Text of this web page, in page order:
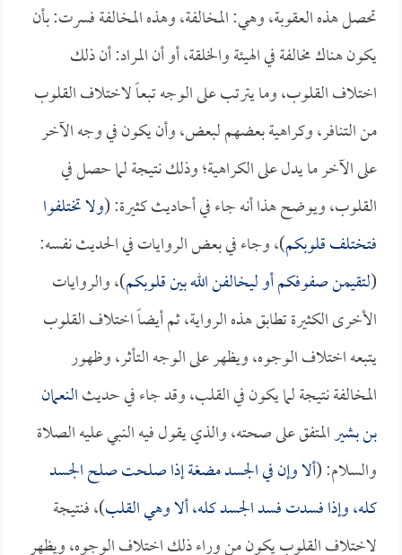
تحصل هذه العقوبة، وهي: المخالفة، وهذه المخالفة فسرت: بأن
يكون هناك مخالفة في الهيئة والخلقة، أو أن المراد: أن ذلك
اختلاف القلوب، وما يترتب على الوجه تبعاً لاختلاف القلوب
من التنافر، وكراهية بعضهم لبعض، وأن يكون في وجه الآخر
على الآخر ما يدل على الكراهية؛ وذلك نتيجة لما حصل في
القلوب، ويوضح هذا أنه جاء في أحاديث كثيرة: (ولا تختلفوا
فتختلف قلوبكم)، وجاء في بعض الروايات في الحديث نفسه:
(لتقيمن صفوفكم أو ليخالفن الله بين قلوبكم)، والروايات
الأخرى الكثيرة تطابق هذه الرواية، ثم أيضاً اختلاف القلوب
يتبعه اختلاف الوجوه، ويظهر على الوجه التأثر، وظهور
المخالفة نتيجة لما يكون في القلب، وقد جاء في حديثالنعمان
بن بشيرالمتفق على صحته، والذي يقول فيه النبي عليه الصلاة
والسلام: (ألا وإن في الجسد مضغة إذا صلحت صلح الجسد
كله، وإذا فسدت فسد الجسد كله، ألا وهي القلب)، فنتيجة
لاختلاف القلوب يكون من وراء ذلك اختلاف الوجوه، ويظهر